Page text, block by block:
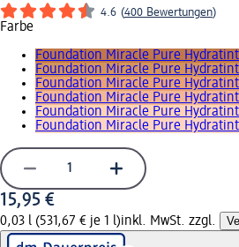
4.6 (400 Bewertungen)
Farbe
Foundation Miracle Pure
Foundation Miracle Pure
Foundation Miracle Pure
Foundation Miracle Pure
Foundation Miracle Pure
Foundation Miracle Pure
15,95 €
0,03 l (531,67 € je 1 l)inkl. MwSt. zzgl.